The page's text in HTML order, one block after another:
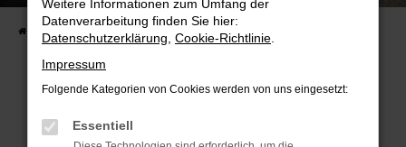
Fahrzeugangebote
Fehler: Network Error
Weitere Informationen zum Umfang der
Datenverarbeitung finden Sie hier:
Datenschutzerklärung Cookie-Richtlinie
Impressum
Folgende Kategorien von Cookies werden von uns eingesetzt:
Essentiell